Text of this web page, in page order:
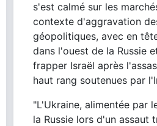
s'est calmé sur les
contexte d'aggravation
géopolitiques, avec en
dans l'ouest de la Russie
frapper Israël après
haut rang soutenues par
"L'Ukraine, alimentée par
la Russie lors d'un assaut